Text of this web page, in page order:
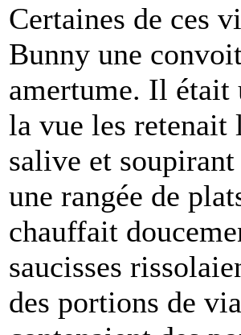
Certaines de ces
Bunny une
amertume. Il était
la vue les retenait
salive et
une rangée de
chauffait
saucisses
des portions de